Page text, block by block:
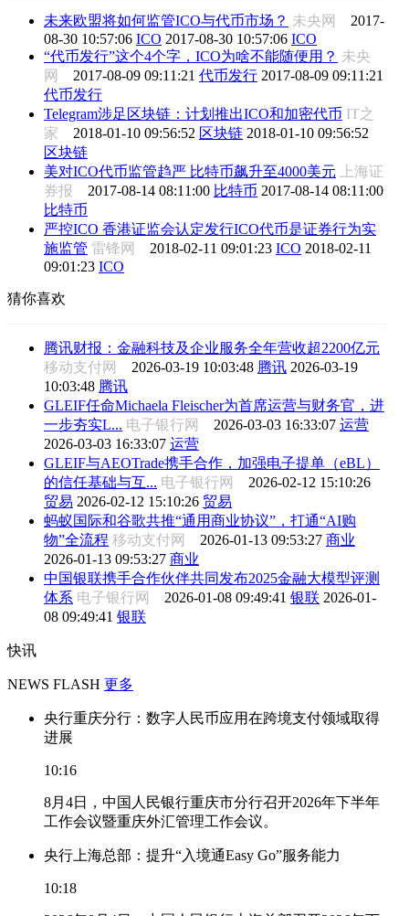
未来欧盟将如何监管ICO与代币市场？ 未央网 2017-
08-30 10:57:06 ICO 2017-08-30 10:57:06 ICO
“代币发行”这个4个字，ICO为啥不能随便用？ 未央
网 2017-08-09 09:11:21 代币发行 2017-08-09 09:11:21
代币发行
Telegram涉足区块链：计划推出ICO和加密代币 IT之
家 2018-01-10 09:56:52 区块链 2018-01-10 09:56:52
区块链
美对ICO代币监管趋严 比特币飙升至4000美元
上海证
券报 2017-08-14 08:11:00 比特币 2017-08-14 08:11:00
比特币
严控ICO 香港证监会认定发行ICO代币是证券行为实
施监管 雷锋网 2018-02-11 09:01:23 ICO 2018-02-11
09:01:23 ICO
猜你喜欢
腾讯财报：金融科技及企业服务全年营收超2200亿元
移动支付网 2026-03-19 10:03:48 腾讯 2026-03-19
10:03:48 腾讯
GLEIF任命Michaela Fleischer为首席运营与财务官，进
一步夯实L... 电子银行网 2026-03-03 16:33:07 运营
2026-03-03 16:33:07 运营
GLEIF与AEOTrade携手合作，加强电子提单（eBL）
的信任基础与互... 电子银行网 2026-02-12 15:10:26
贸易 2026-02-12 15:10:26 贸易
蚂蚁国际和谷歌共推“通用商业协议”，打通“AI购
物”全流程 移动支付网 2026-01-13 09:53:27 商业
2026-01-13 09:53:27 商业
中国银联携手合作伙伴共同发布2025金融大模型评测
体系 电子银行网 2026-01-08 09:49:41 银联 2026-01-
08 09:49:41 银联
快讯
NEWS FLASH 更多
央行重庆分行：数字人民币应用在跨境支付领域取得
进展
10:16
8月4日，中国人民银行重庆市分行召开2026年下半年
工作会议暨重庆外汇管理工作会议。
央行上海总部：提升“入境通Easy Go”服务能力
10:18